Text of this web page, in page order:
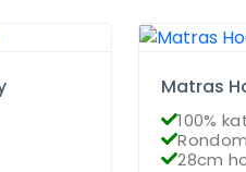
Matras
100%
28cm